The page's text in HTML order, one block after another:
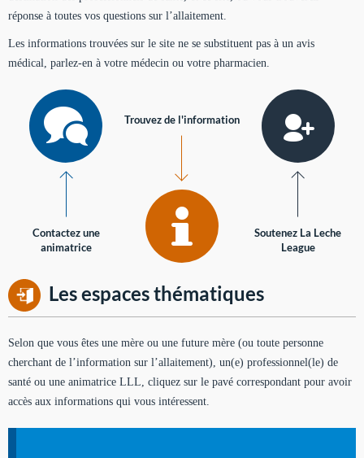
réponse à toutes vos questions sur l’allaitement.
Les informations trouvées sur le site ne se substituent pas à un avis
médical, parlez-en à votre médecin ou votre pharmacien.
Contactez une
animatrice
Trouvez de l'information
Soutenez La Leche
League
Les espaces thématiques
Selon que vous êtes une mère ou une future mère (ou toute personne
cherchant de l’information sur l’allaitement), un(e) professionnel(le) de
santé ou une animatrice LLL, cliquez sur le pavé correspondant pour avoir
accès aux informations qui vous intéressent.